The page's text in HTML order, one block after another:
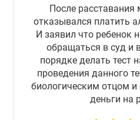
После
отказывался платить
И заявил что ребенок
обращаться в суд и
порядке делать тест
проведения данного
биологическим отцом
деньги на